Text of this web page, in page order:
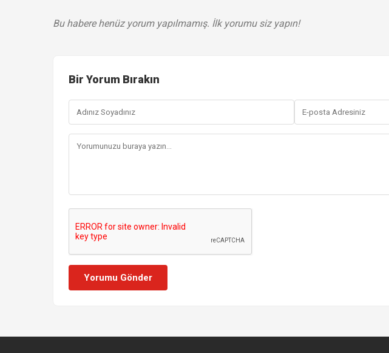
Bu habere henüz yorum yapılmamış. İlk yorumu siz yapın!
Bir Yorum Bırakın
Yorumu Gönder